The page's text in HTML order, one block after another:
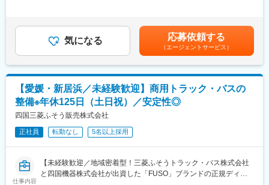
輩社員に聞ける環境です。また整備士や検査員、牽引免許などの
業務で必要な資格は全額会社負担で取得頂けます。
トラック・バス」の特約販売店として、香川県・徳島県・愛媛
県・高知県の三菱ふそうトラック（1.5トン～大型トラック）、バ
ス（大・中・小）を取り扱っている部門です。「FUSO」ブラン
ドは昔からお客様より厚い信頼を得ており、性能的にも優れてい
ると高いご評価を頂いています。
■当社の魅力：
・全ての部門（整備、営業等）が連携しながら、丁寧なアフター
フォローに力を入れております。修理、故障を未然に防ぐ定期的
な点検案内をきめ細やかに行っていることから、多くのお客様よ
円）の過去実績あり■賞与：年2回※過去実績4ヶ月分賃金はあくま
でも目安の金額であり、選考を通じて上下する可能性がありま
す。月給(月額)は固定手当を含めた表記です。
気になる 応募依頼する
（エージェントサービス）
【愛媛・新居浜／未経験歓迎】商用トラック・バスの
整備※年休125日（土日祝）／安定性◎
四国三菱ふそう販売株式会社
正社員 転勤なし 5名以上採用
仕事内容
【未経験歓迎／地域密着型！三菱ふそうトラック・バス株式会社
と四国機器株式会社が出資した「FUSO」ブランドの正規ディー